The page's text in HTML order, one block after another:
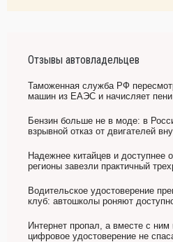
Отзывы автовладельцев
Таможенная служба РФ
машин из ЕАЭС и начисляет пени
Бензин больше не в моде: в
взрывной отказ от двигателей
Надежнее китайцев и доступнее
регионы завезли практичный
Водительское удостоверение
клуб: автошколы роняют
Интернет пропал, а вместе с
цифровое удостоверение не